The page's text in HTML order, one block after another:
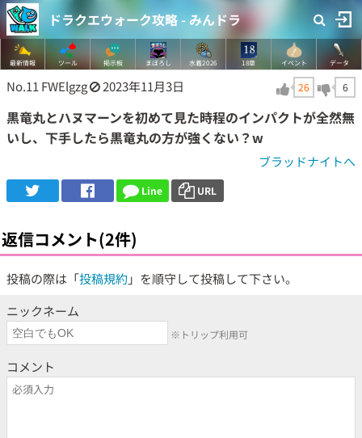
ドラクエウォーク攻略 - みんドラ
最新情報 ツール 掲示板 まぼろし 水着2026 18章 イベント データ
No.11 FWElgzg 2023年11月3日 26 6
黒竜丸とハヌマーンを初めて見た時程のインパクトが全然無
いし、下手したら黒竜丸の方が強くない？w
ブラッドナイトへ
Line URL
返信コメント(2件)
投稿の際は「投稿規約 」を順守して投稿して下さい。
ニックネーム
※トリップ利用可
コメント